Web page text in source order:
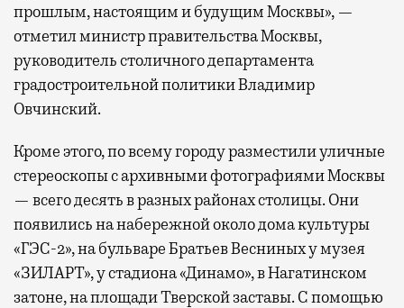
прошлым, настоящим и будущим Москвы», —
отметил министр правительства Москвы,
руководитель столичного департамента
градостроительной политики Владимир
Овчинский.
Кроме этого, по всему городу разместили уличные
стереоскопы с архивными фотографиями Москвы
— всего десять в разных районах столицы. Они
появились на набережной около дома культуры
«ГЭС-2», на бульваре Братьев Весниных у музея
«ЗИЛАРТ», у стадиона «Динамо», в Нагатинском
затоне, на площади Тверской заставы. С помощью